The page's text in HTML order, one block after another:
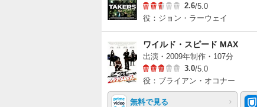
2.6/5.0
役：ジョン・ラーウェイ
ワイルド・スピード MAX
出演・2009年制作・107分
3.0/5.0
役：ブライアン・オコナー
無料で見る